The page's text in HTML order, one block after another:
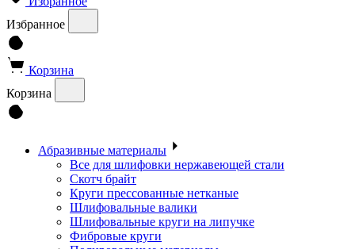
Избранное
Корзина
Корзина
Абразивные материалы
Все для шлифовки нержавеющей стали
Скотч брайт
Круги прессованные нетканые
Шлифовальные валики
Шлифовальные круги на липучке
Фибровые круги